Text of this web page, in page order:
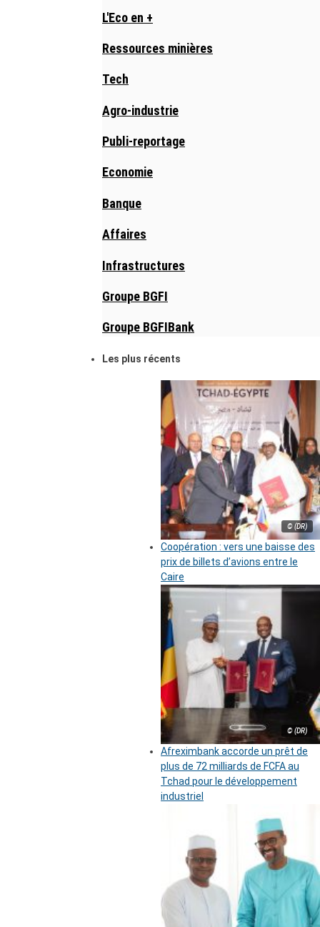
L'Eco en +
Ressources minières
Tech
Agro-industrie
Publi-reportage
Economie
Banque
Affaires
Infrastructures
Groupe BGFI
Groupe BGFIBank
Les plus récents
© (DR)
Coopération : vers une baisse des
prix de billets d’avions entre le
Caire
© (DR)
Afreximbank accorde un prêt de
plus de 72 milliards de FCFA au
Tchad pour le développement
industriel